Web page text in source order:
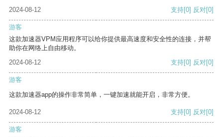
2024-08-12 支持[0] 反对[0]
游客
这款加速器VPM应用程序可以给你提供最高速度和安全性的连接，并帮
助你在网络上自由移动。
2024-08-12
支持[0] 反对[0]
游客
这款加速器app的操作非常简单，一键加速就能开启，非常方便。
2024-08-12 支持[0] 反对[0]
游客